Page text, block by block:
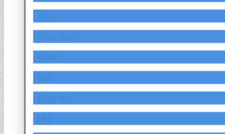
Foton
Fuyao Glass
Geely
GMC
GreatWall
Hino